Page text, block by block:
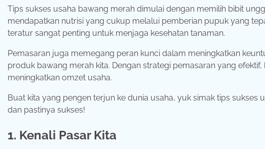
Tips sukses usaha bawang merah dimulai dengan memilih bibit
mendapatkan nutrisi yang cukup melalui pemberian pupuk yang
teratur sangat penting untuk menjaga kesehatan tanaman.
Pemasaran juga memegang peran kunci dalam meningkatkan
produk bawang merah kita. Dengan strategi pemasaran yang
meningkatkan omzet usaha.
Buat kita yang pengen terjun ke dunia usaha, yuk simak tips
dan pastinya sukses!
1. Kenali Pasar Kita